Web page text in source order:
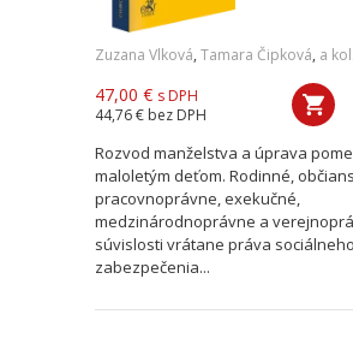
Zuzana Vlková, Tamara Čipková, a kol.
47,00 € s DPH
44,76 € bez DPH
Rozvod manželstva a úprava
maloletým deťom. Rodinné,
pracovnoprávne, exekučné,
medzinárodnoprávne a
súvislosti vrátane práva sociálneho
zabezpečenia...